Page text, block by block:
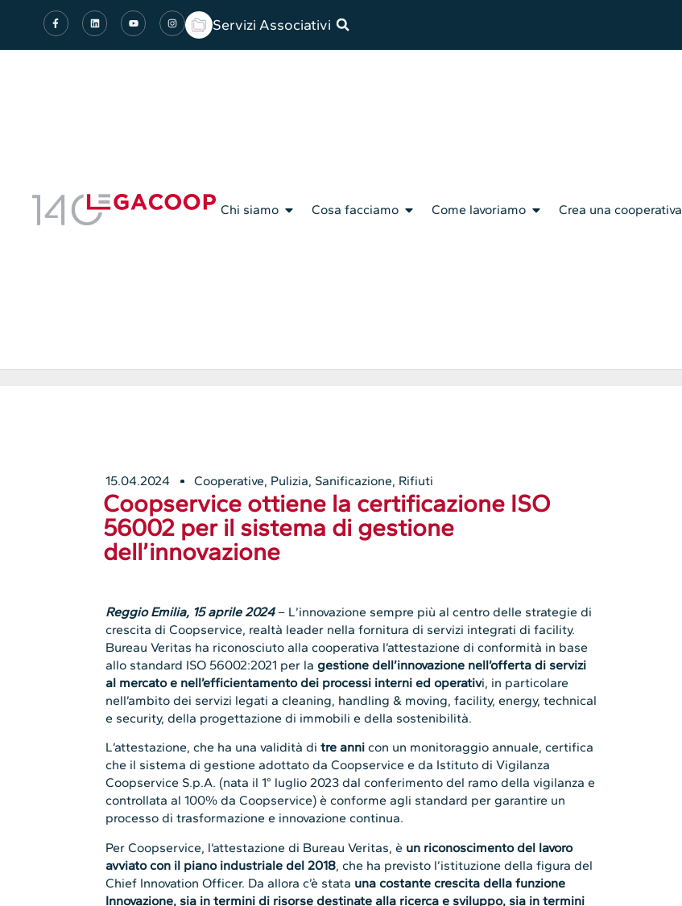
Servizi Associativi
Chi siamo Cosa facciamo Come lavoriamo Crea una cooperativa
15.04.2024 Cooperative, Pulizia, Sanificazione, Rifiuti
Coopservice ottiene la certificazione ISO
56002 per il sistema di gestione
dell’innovazione
Reggio Emilia, 15 aprile 2024– L’innovazione sempre più al centro delle strategie di
crescita di Coopservice, realtà leader nella fornitura di servizi integrati di facility.
Bureau Veritas ha riconosciuto alla cooperativa l’attestazione di conformità in base
allo standard ISO 56002:2021 per lagestione dell’innovazione nell’offerta di servizi
al mercato e nell’efficientamento dei processi interni ed operativi, in particolare
nell’ambito dei servizi legati a cleaning, handling & moving, facility, energy, technical
e security, della progettazione di immobili e della sostenibilità.
L’attestazione, che ha una validità di tre annicon un monitoraggio annuale, certifica
che il sistema di gestione adottato da Coopservice e da Istituto di Vigilanza
Coopservice S.p.A. (nata il 1° luglio 2023 dal conferimento del ramo della vigilanza e
controllata al 100% da Coopservice) è conforme agli standard per garantire un
processo di trasformazione e innovazione continua.
Per Coopservice, l’attestazione di Bureau Veritas, è un riconoscimento del lavoro
avviato con il piano industriale del 2018, che ha previsto l’istituzione della figura del
Chief Innovation Officer. Da allora c’è stata una costante crescita della funzione
Innovazione, sia in termini di risorse destinate alla ricerca e sviluppo, sia in termini